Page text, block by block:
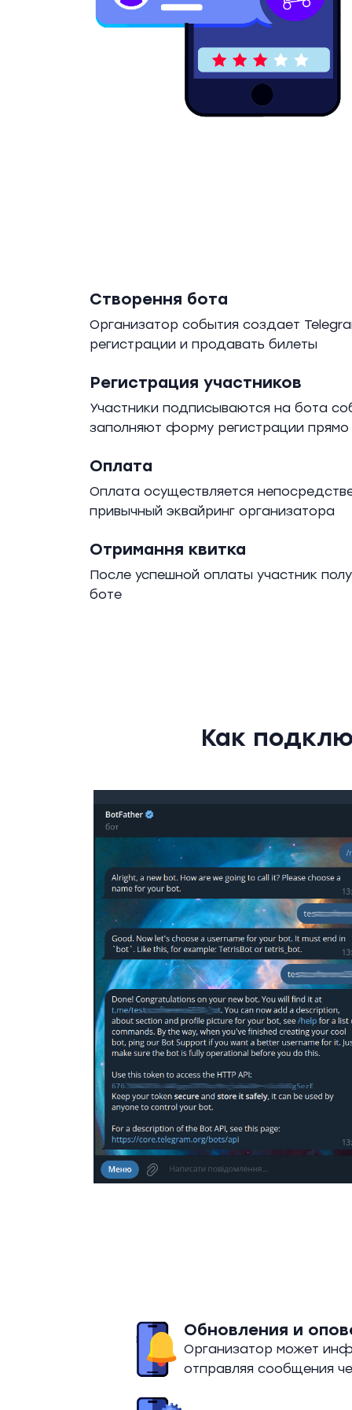
Створення бота
Организатор события создает
регистрации и продавать билеты
Регистрация участников
Участники подписываются на бота
заполняют форму регистрации прямо
Оплата
Оплата осуществляется
привычный эквайринг организатора
Отримання квитка
После успешной оплаты участник
боте
Как
Обновления и
Организатор может
отправляя сообщения